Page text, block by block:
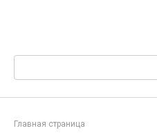
Поиск:
Главная страница